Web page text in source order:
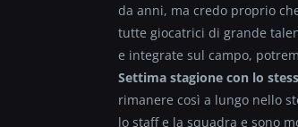
da anni, ma credo proprio
tutte giocatrici di grande
e integrate sul campo,
Settima stagione con lo
rimanere così a lungo nello
lo staff e la squadra e sono